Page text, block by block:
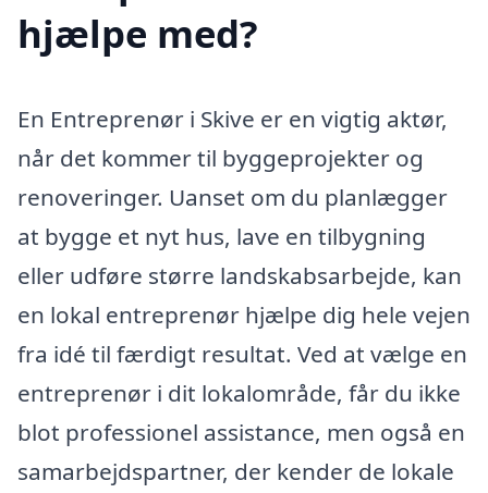
hjælpe med?
En Entreprenør i Skive er en vigtig aktør,
når det kommer til byggeprojekter og
renoveringer. Uanset om du planlægger
at bygge et nyt hus, lave en tilbygning
eller udføre større landskabsarbejde, kan
en lokal entreprenør hjælpe dig hele vejen
fra idé til færdigt resultat. Ved at vælge en
entreprenør i dit lokalområde, får du ikke
blot professionel assistance, men også en
samarbejdspartner, der kender de lokale